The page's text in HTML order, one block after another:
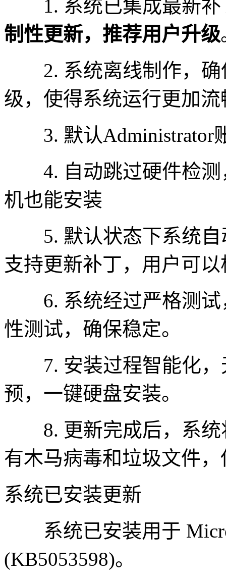
1. 系统已集成最新补
制性更新，推荐用户升级
2. 系统离线制作，确
级，使得系统运行更加流
3. 默认Administrator
4. 自动跳过硬件检测
机也能安装
5. 默认状态下系统自
支持更新补丁，用户可
6. 系统经过严格测试
性测试，确保稳定。
7. 安装过程智能化，
预，一键硬盘安装。
8. 更新完成后，系统
有木马病毒和垃圾文件
系统已安装更新
系统已安装用于
(KB5053598)。